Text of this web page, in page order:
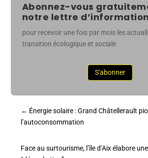
Abonnez-vous
notre lettre d’information
pour recevoir une fois par mois les
transition écologique et sociale
S'abonner
← Énergie solaire : Grand Châtellerault
l’autoconsommation
Face au surtourisme, l’île d’Aix élabore